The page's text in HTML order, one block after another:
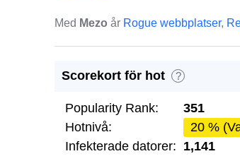
Med Mezo år Rogue webbplatser,
Scorekort för hot ?
Popularity Rank:
351
Hotnivå:
20 %
Infekterade datorer: 1,141